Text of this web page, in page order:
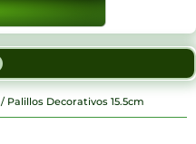
/ Palillos Decorativos 15.5cm